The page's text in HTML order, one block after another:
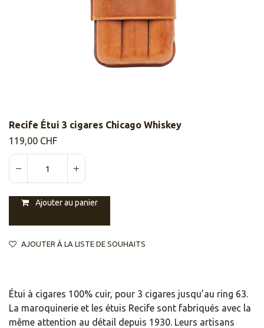
Recife Étui 3 cigares Chicago Whiskey
119,00 CHF
Ajouter au panier
AJOUTER À LA LISTE DE SOUHAITS
Étui à cigares 100% cuir, pour 3 cigares jusqu’au ring 63.
La maroquinerie et les étuis Recife sont fabriqués avec la
même attention au détail depuis 1930. Leurs artisans